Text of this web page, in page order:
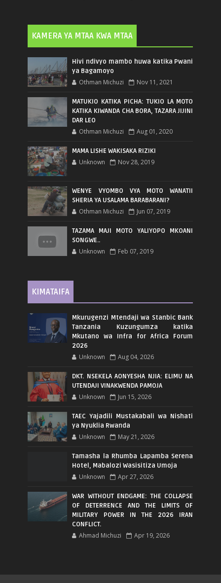
KAMERA YA MTAA KWA MTAA
Hivi ndivyo mambo huwa katika Pwani
ya Bagamoyo
Othman Michuzi Nov 11, 2021
MATUKIO KATIKA PICHA: TUKIO LA MOTO
KATIKA KIWANDA CHA BORA, TAZARA JIJINI
DAR LEO
Othman Michuzi Aug 01, 2020
MAMA LISHE WAKISAKA RIZIKI
Unknown Nov 28, 2019
WENYE VYOMBO VYA MOTO WANATII
SHERIA YA USALAMA BARABARANI?
Othman Michuzi Jun 07, 2019
TAZAMA MAJI MOTO YALIYOPO MKOANI
SONGWE..
Unknown Feb 07, 2019
KIMATAIFA
Mkurugenzi Mtendaji wa Stanbic Bank
Tanzania Kuzungumza katika
Mkutano wa Infra for Africa Forum
2026
Unknown Aug 04, 2026
DKT. NSEKELA AONYESHA NJIA: ELIMU NA
UTENDAJI VINAKWENDA PAMOJA
Unknown Jun 15, 2026
TAEC Yajadili Mustakabali wa Nishati
ya Nyuklia Rwanda
Unknown May 21, 2026
Tamasha la Rhumba Lapamba Serena
Hotel, Mabalozi Wasisitiza Umoja
Unknown Apr 27, 2026
WAR WITHOUT ENDGAME: THE COLLAPSE
OF DETERRENCE AND THE LIMITS OF
MILITARY POWER IN THE 2026 IRAN
CONFLICT.
Ahmad Michuzi Apr 19, 2026